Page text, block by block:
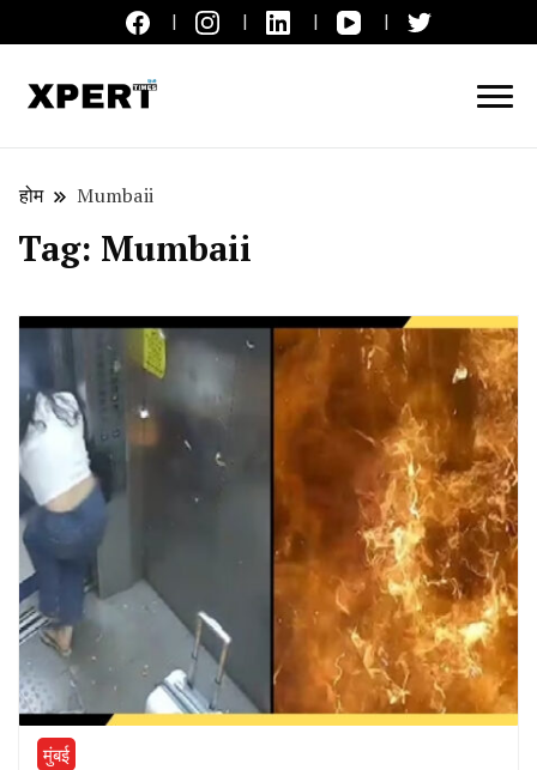
होम Mumbaii
Tag: Mumbaii
मुंबई